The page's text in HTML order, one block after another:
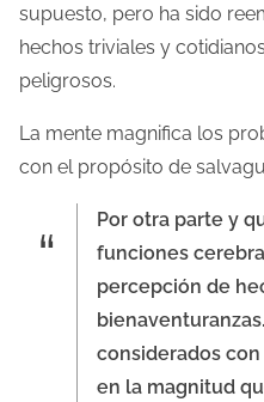
supuesto, pero ha sido
hechos triviales y
peligrosos.
La mente magnifica los
con el propósito de
Por otra parte y
funciones
percepción de
considerados
en la magnitud